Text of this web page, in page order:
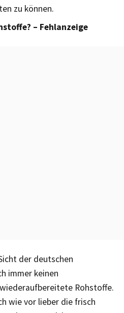
zu können.
– Fehlanzeige
der deutschen
immer keinen
Rohstoffe.
wie vor lieber die frisch